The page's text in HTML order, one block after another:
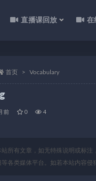
直播课回放 在
首页 Vocabulary
前 0 4
站所有文章，如无特殊说明或标注
各类媒体平台。如若本站内容侵